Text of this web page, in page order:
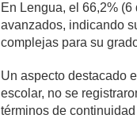
En Lengua, el 66,2%
avanzados, indicando
complejas para su
Un aspecto destacado
escolar, no se
términos de